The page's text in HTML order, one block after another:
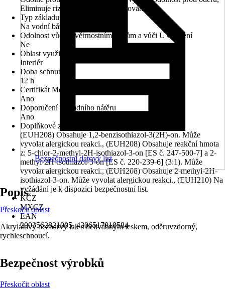
Eliminuje riziko nežádoucího slepování
Typ základu
Na vodní bázi
Odolnost vůči povětrnostním vlivům a vůči UV záření
Ne
Oblast využití
Interiér
Doba schnutí cca
12 h
Certifikát Modrý anděl (Blauer Engel)
Ano
Doporučení základního nátěru
Ano
Doplňkové znaky nebezpečnosti (věty EUH)
(EUH208) Obsahuje 1,2-benzisothiazol-3(2H)-on. Může
vyvolat alergickou reakci., (EUH208) Obsahuje reakční hmota
z: 5-chlor-2-methyl-2H-isothiazol-3-on [ES č. 247-500-7] a 2-
methyl-2H-isothiazol-3-on [ES č. 220-239-6] (3:1). Může
vyvolat alergickou reakci., (EUH208) Obsahuje 2-methyl-2H-
isothiazol-3-on. Může vyvolat alergickou reakci., (EUH210) Na
vyžádání je k dispozici bezpečnostní list.
KČZ
MXCZ
EAN
2003562821005, 4306517010584
Bezpečnostní datový list
Popis
Přeskočit oblast
Akrylátový bezbarvý lak s hedvábným leskem, oděruvzdorný,
rychleschnoucí.
Bezpečnost výrobků
Přeskočit oblast